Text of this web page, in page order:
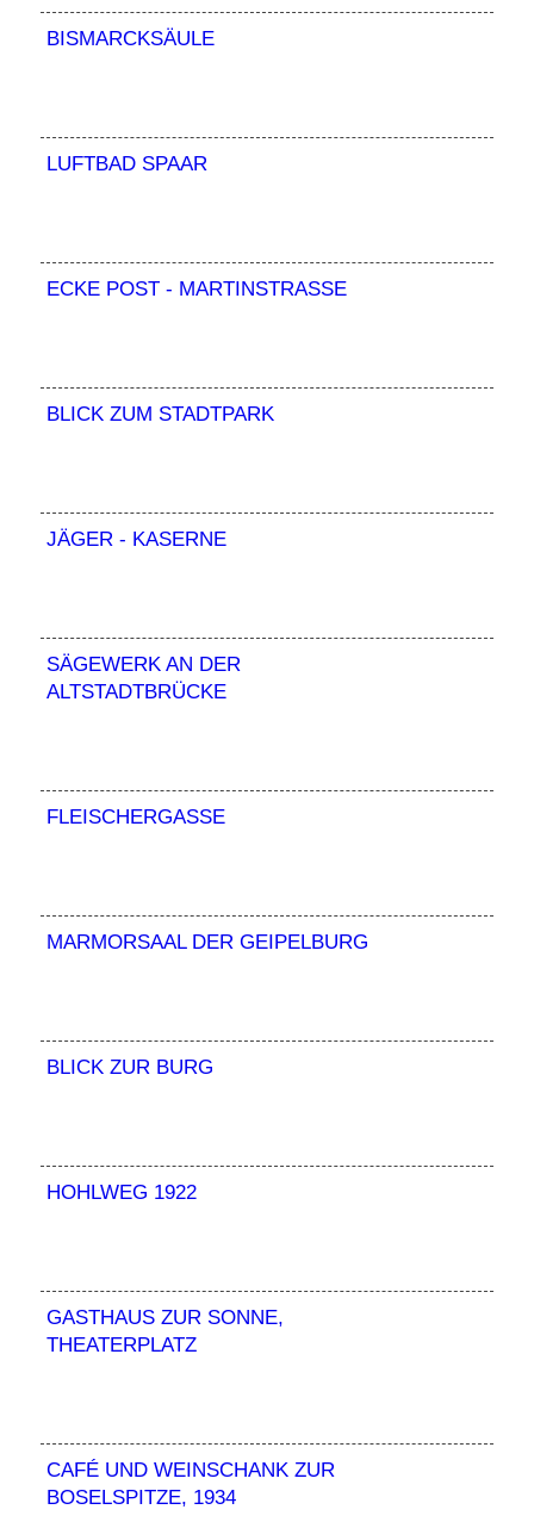
BISMARCKSÄULE
LUFTBAD SPAAR
ECKE POST - MARTINSTRASSE
BLICK ZUM STADTPARK
JÄGER - KASERNE
SÄGEWERK AN DER
ALTSTADTBRÜCKE
FLEISCHERGASSE
MARMORSAAL DER GEIPELBURG
BLICK ZUR BURG
HOHLWEG 1922
GASTHAUS ZUR SONNE,
THEATERPLATZ
CAFÉ UND WEINSCHANK ZUR
BOSELSPITZE, 1934